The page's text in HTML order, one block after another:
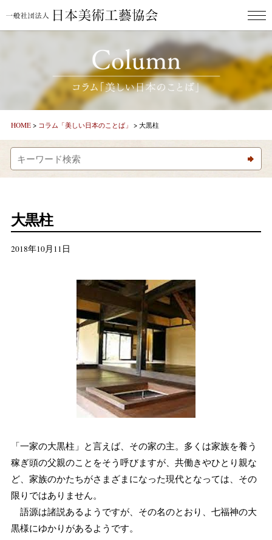
ごあいさつ
新着情報
コラム「美しとき」
コラム「美しい日本のことば」
HOME> コラム「美しい日本のことば」 > 大黒柱
大黒柱
2018年10月11日
「一家の大黒柱」と言えば、その家の主。多くは家族を養う
稼ぎ頭の父親のことをそう呼びますが、共働きやひとり親な
ど、家族のかたちがさまざまになった現代となっては、その
限りではありません。
語源は諸説あるようですが、その名のとおり、七福神の大
黒様にゆかりがあるようです。